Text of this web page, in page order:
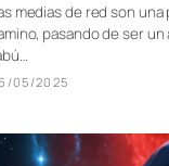
medias de red son
pasando de ser
05/2025